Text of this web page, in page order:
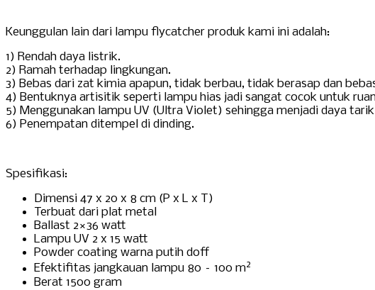
Keunggulan lain dari lampu flycatcher produk kami ini adalah:
1) Rendah daya listrik.
2) Ramah terhadap lingkungan.
3) Bebas dari zat kimia apapun, tidak berbau, tidak berasap dan
4) Bentuknya artisitik seperti lampu hias jadi sangat cocok untuk
5) Menggunakan lampu UV (Ultra Violet) sehingga menjadi daya
6) Penempatan ditempel di dinding.
Spesifikasi:
Dimensi 47 x 20 x 8 cm (P x L x T)
Terbuat dari plat metal
Ballast 2×36 watt
Lampu UV 2 x 15 watt
Powder coating warna putih doff
Efektifitas jangkauan lampu 80 – 100 m2
Berat 1500 gram